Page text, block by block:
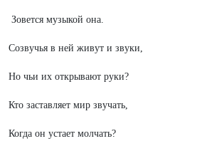
Зовется музыкой она.
Созвучья в ней живут и звуки,
Но чьи их открывают руки?
Кто заставляет мир звучать,
Когда он устает молчать?